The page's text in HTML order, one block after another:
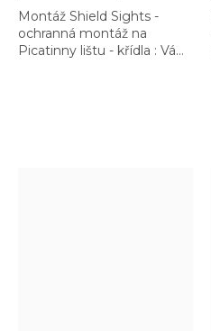
Montáž Shield Sights -
ochranná montáž na
Picatinny lištu - křídla : Vám